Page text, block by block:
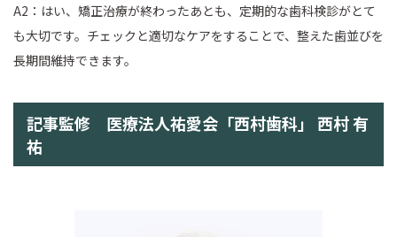
A2：はい、矯正治療が終わったあとも、定期的な歯科検診がとて
も大切です。チェックと適切なケアをすることで、整えた歯並びを
長期間維持できます。
記事監修 医療法人祐愛会「西村歯科」 西村 有
祐